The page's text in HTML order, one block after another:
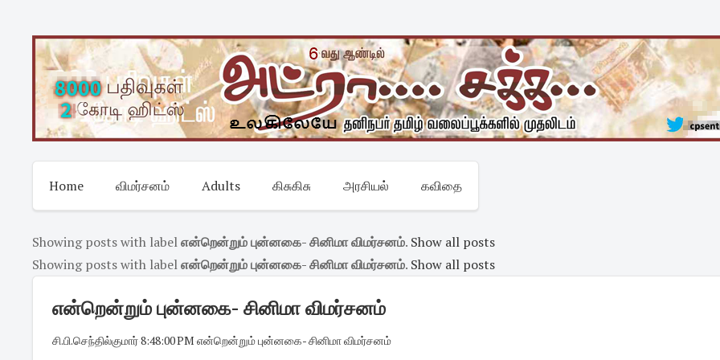
content
Home விமர்சனம் Adults கிசுகிசு அரசியல் கவிதை
Showing posts with labelஎன்றென்றும் புன்னகை- சினிமா விமர்சனம். Show all posts
Showing posts with labelஎன்றென்றும் புன்னகை- சினிமா விமர்சனம். Show all posts
என்றென்றும் புன்னகை- சினிமா விமர்சனம்
சி.பி.செந்தில்குமார்·8:48:00 PM ·என்றென்றும் புன்னகை- சினிமா விமர்சனம்